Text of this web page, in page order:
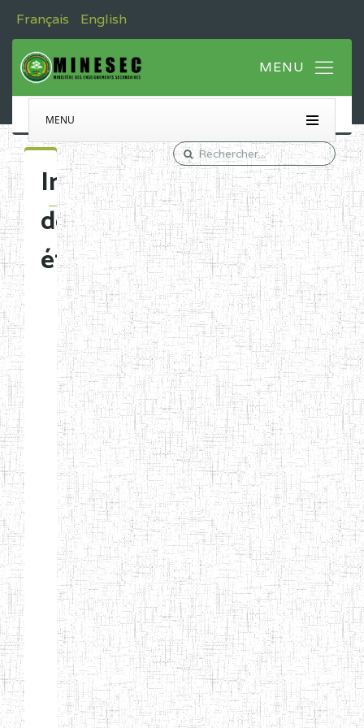
Français English
MENU
Immatriculation
des
établissements
Etablissements
d'enseignement
normal
ENI
Chercher:
Effacer les filtres
Denomination
Type